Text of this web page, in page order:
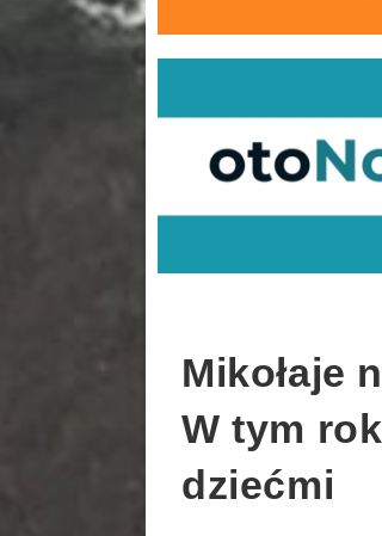
Mikołaje
W tym
dziećmi